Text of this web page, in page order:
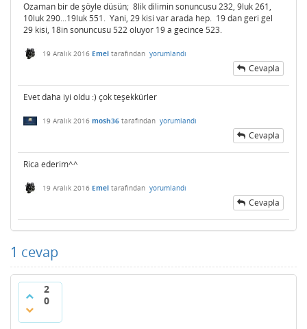
Ozaman bir de şöyle düsün; 8lik dilimin sonuncusu 232, 9luk 261,
10luk 290...19luk 551. Yani, 29 kisi var arada hep. 19 dan geri gel
29 kisi, 18in sonuncusu 522 oluyor 19 a gecince 523.
19 Aralık 2016 Emel tarafından yorumlandı
Cevapla
Evet daha iyi oldu :) çok teşekkürler
19 Aralık 2016 mosh36 tarafından yorumlandı
Cevapla
Rica ederim^^
19 Aralık 2016 Emel tarafından yorumlandı
Cevapla
1 cevap
2
0